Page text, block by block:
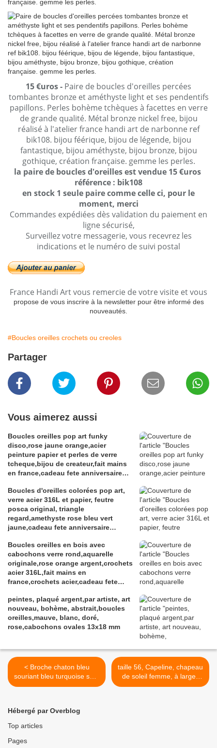
15 €uros - Paire de boucles d'oreilles percées
tombantes bronze et améthyste light et ses pendentifs
papillons. Perles bohème tchèques à facettes en verre
de grande qualité. Métal bronze nickel free, bijou
réalisé à l'atelier france handi art de narbonne ref
bik108. bijou féérique, bijou de légende, bijou
fantastique, bijou améthyste, bijou bronze, bijou
gothique, création française. gemme les perles.
la paire de boucles d'oreilles est vendue 15 €uros
référence : bik108
en stock 1 seule paire comme celle ci, pour le
moment, merci
Commandes expédiées dès validation du paiement en
ligne sécurisé,
Surveillez votre messagerie, vous recevrez les
indications et le numéro de suivi postal
France Handi Art vous remercie de votre visite et vous
propose de vous inscrire à la newsletter pour être informé des
nouveautés.
#Boucles oreilles crochets ou creoles
Partager
Vous aimerez aussi
Boucles oreilles pop art funky
disco,rose jaune orange,acier
peinture papier et perles de verre
tcheque,bijou de createur,fait mains
en france,cadeau fete anniversaire
narbonne
Boucles d'oreilles colorées pop art,
verre acier 316L et papier, feutre
posca original, triangle
regard,amethyste rose bleu vert
jaune,cadeau fete anniversaire
Boucles oreilles en bois avec
cabochons verre rond,aquarelle
originale,rose orange argent,crochets
acier 316L,fait mains en
france,crochets acier,cadeau fete
peintes, plaqué argent,par artiste, art
nouveau, bohème, abstrait,boucles
oreilles,mauve, blanc, doré,
rose,cabochons ovales 13x18 mm
< Broche chaton bleu
souriant bleu turquoise serti
de tourmaline citrine et
jaune bleu métallique et
rose, les pierres sont des
gemmes, la broche est une
taille 56, Capeline, chapeau
de soleil femme, à larges
rebords, pour bien vous
Hébergé par Overblog
Top articles
Pages